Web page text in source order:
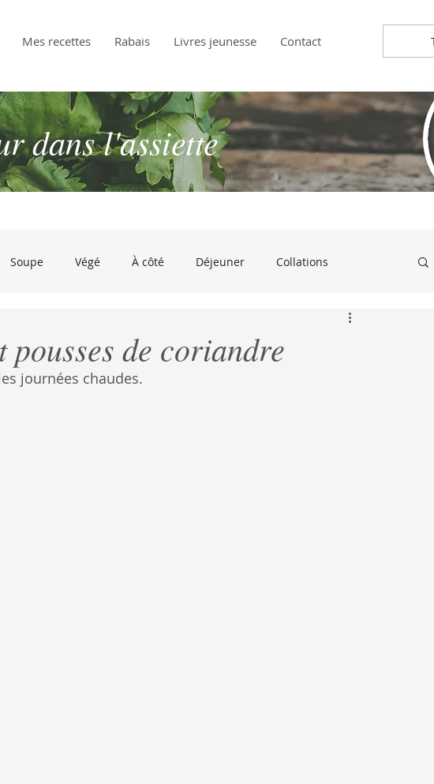
Mes recettes Rabais Livres jeunesse Contact
dans l'assiette
Soupe Végé À côté Déjeuner Collations
À croquer de rire
pousses de coriandre
journées chaudes.